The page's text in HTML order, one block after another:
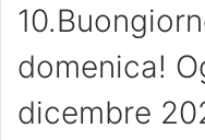
domenica!
dicembre